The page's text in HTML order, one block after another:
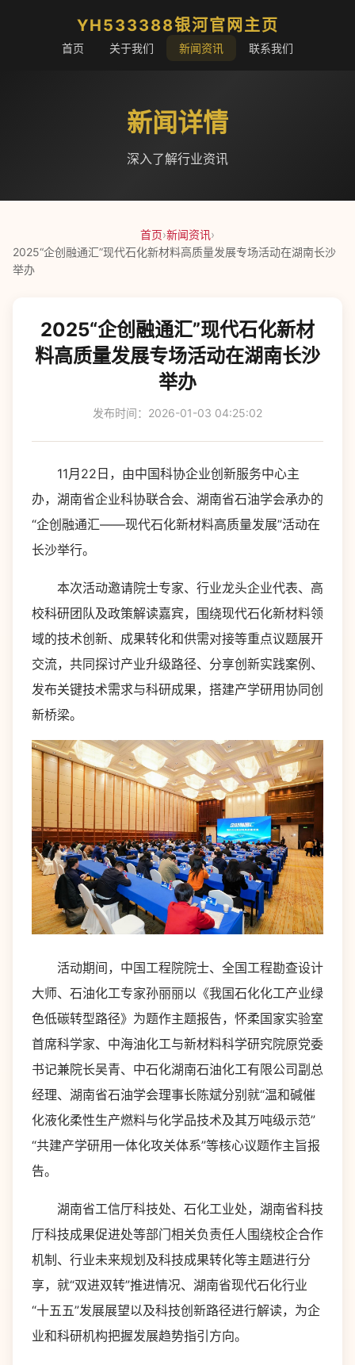
YH533388银河官网主页
首页 关于我们 新闻资讯 联系我们
新闻详情
深入了解行业资讯
首页›新闻资讯›
2025“企创融通汇”现代石化新材料高质量发展专场活动在湖南长沙
举办
2025“企创融通汇”现代石化新材
料高质量发展专场活动在湖南长沙
举办
发布时间：2026-01-03 04:25:02
11月22日，由中国科协企业创新服务中心主
办，湖南省企业科协联合会、湖南省石油学会承办的
“企创融通汇——现代石化新材料高质量发展”活动在
长沙举行。
本次活动邀请院士专家、行业龙头企业代表、高
校科研团队及政策解读嘉宾，围绕现代石化新材料领
域的技术创新、成果转化和供需对接等重点议题展开
交流，共同探讨产业升级路径、分享创新实践案例、
发布关键技术需求与科研成果，搭建产学研用协同创
新桥梁。
活动期间，中国工程院院士、全国工程勘查设计
大师、石油化工专家孙丽丽以《我国石化化工产业绿
色低碳转型路径》为题作主题报告，怀柔国家实验室
首席科学家、中海油化工与新材料科学研究院原党委
书记兼院长吴青、中石化湖南石油化工有限公司副总
经理、湖南省石油学会理事长陈斌分别就“温和碱催
化液化柔性生产燃料与化学品技术及其万吨级示范”
“共建产学研用一体化攻关体系”等核心议题作主旨报
告。
湖南省工信厅科技处、石化工业处，湖南省科技
厅科技成果促进处等部门相关负责任人围绕校企合作
机制、行业未来规划及科技成果转化等主题进行分
享，就“双进双转”推进情况、湖南省现代石化行业
“十五五”发展展望以及科技创新路径进行解读，为企
业和科研机构把握发展趋势指引方向。